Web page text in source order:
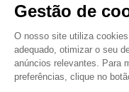
Gestão de
O nosso site utiliza
adequado, otimizar o seu
anúncios relevantes. Para
preferências, clique no